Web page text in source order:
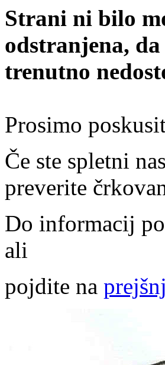
Strani ni bilo
odstranjena,
trenutno
Prosimo
Če ste spletni
preverite
Do informacij
ali
pojdite na